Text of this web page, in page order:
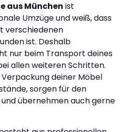
aus München ist
Umzüge und weiß, dass
verschiedenen
ist. Deshalb
nur beim Transport deines
allen weiteren Schritten.
deiner Möbel
sorgen für den
übernehmen auch gerne